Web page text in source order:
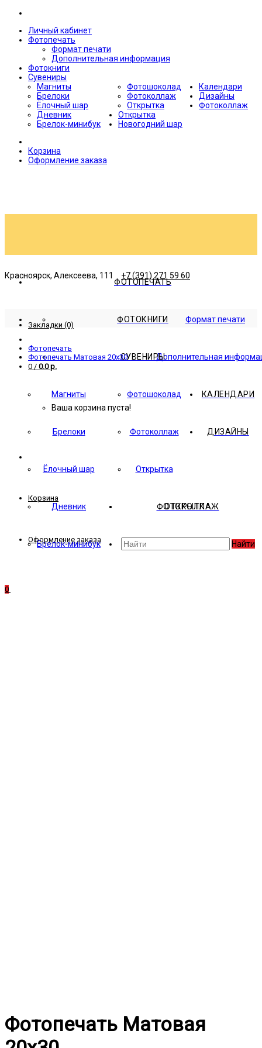
Личный кабинет
Фотопечать
Формат печати
Дополнительная информация
Фотокниги
Сувениры
Магниты
Брелоки
Ёлочный шар
Дневник
Брелок-минибук
Фотошоколад
Фотоколлаж
Открытка
Календари
Дизайны
Фотоколлаж
Открытка
Новогодний шар
Корзина
Оформление заказа
Красноярск, Алексеева, 111 +7 (391) 271 59 60
Закладки (0)
0 / 0.0 р.
Ваша корзина пуста!
Корзина
Оформление заказа
0
ФОТОПЕЧАТЬ
Формат печати
Дополнительная
ФОТОКНИГИ
СУВЕНИРЫ
Магниты
Брелоки
Ёлочный шар
Дневник
Брелок-минибук
Фотошоколад
Фотоколлаж
Открытка
КАЛЕНДАРИ
ДИЗАЙНЫ
ФОТОКОЛЛАЖ
ОТКРЫТКА
Найти
Фотопечать
Фотопечать Матовая 20x30
Фотопечать Матовая